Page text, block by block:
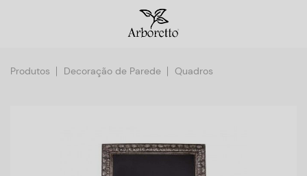
Produtos Decoração de Parede Quadros